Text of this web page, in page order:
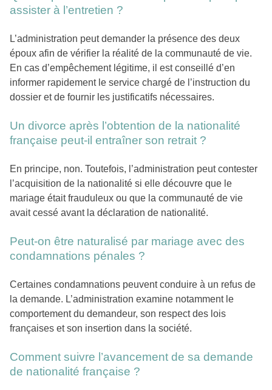
assister à l’entretien ?
L’administration peut demander la présence des deux
époux afin de vérifier la réalité de la communauté de vie.
En cas d’empêchement légitime, il est conseillé d’en
informer rapidement le service chargé de l’instruction du
dossier et de fournir les justificatifs nécessaires.
Un divorce après l’obtention de la nationalité
française peut-il entraîner son retrait ?
En principe, non. Toutefois, l’administration peut contester
l’acquisition de la nationalité si elle découvre que le
mariage était frauduleux ou que la communauté de vie
avait cessé avant la déclaration de nationalité.
Peut-on être naturalisé par mariage avec des
condamnations pénales ?
Certaines condamnations peuvent conduire à un refus de
la demande. L’administration examine notamment le
comportement du demandeur, son respect des lois
françaises et son insertion dans la société.
Comment suivre l’avancement de sa demande
de nationalité française ?